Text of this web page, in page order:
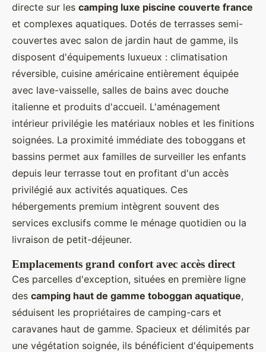
directe sur les camping luxe piscine couverte france
et complexes aquatiques. Dotés de terrasses semi-
couvertes avec salon de jardin haut de gamme, ils
disposent d'équipements luxueux : climatisation
réversible, cuisine américaine entièrement équipée
avec lave-vaisselle, salles de bains avec douche
italienne et produits d'accueil. L'aménagement
intérieur privilégie les matériaux nobles et les finitions
soignées. La proximité immédiate des toboggans et
bassins permet aux familles de surveiller les enfants
depuis leur terrasse tout en profitant d'un accès
privilégié aux activités aquatiques. Ces
hébergements premium intègrent souvent des
services exclusifs comme le ménage quotidien ou la
livraison de petit-déjeuner.
Emplacements grand confort avec accès direct
Ces parcelles d'exception, situées en première ligne
des camping haut de gamme toboggan aquatique,
séduisent les propriétaires de camping-cars et
caravanes haut de gamme. Spacieux et délimités par
une végétation soignée, ils bénéficient d'équipements